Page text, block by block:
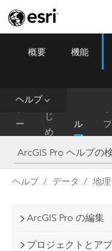
ArcGIS Pro Menu
概要 機能
ヘルプ
ー
ム
は
じ
め
に
ル
プ
フ
ァ
レ
ン
ス
ヘルプ データ 地
ArcGIS Pro の編集
プロジェクトとア